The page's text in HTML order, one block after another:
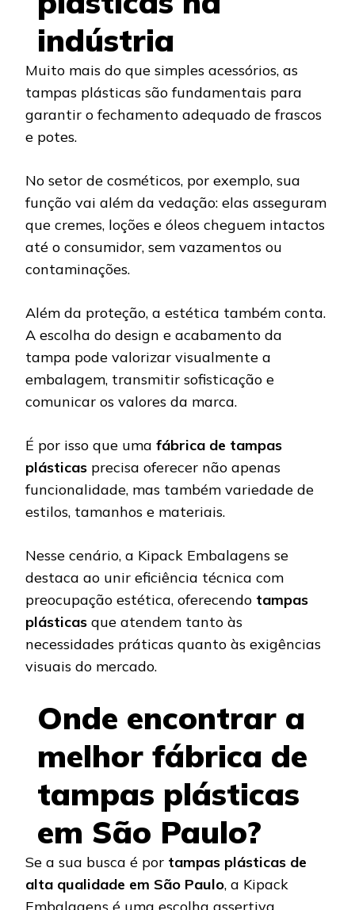
indústria
Muito mais do que simples acessórios, as
tampas plásticas são fundamentais para
garantir o fechamento adequado de frascos
e potes.
No setor de cosméticos, por exemplo, sua
função vai além da vedação: elas asseguram
que cremes, loções e óleos cheguem intactos
até o consumidor, sem vazamentos ou
contaminações.
Além da proteção, a estética também conta.
A escolha do design e acabamento da
tampa pode valorizar visualmente a
embalagem, transmitir sofisticação e
comunicar os valores da marca.
É por isso que uma fábrica de tampas
plásticas precisa oferecer não apenas
funcionalidade, mas também variedade de
estilos, tamanhos e materiais.
Nesse cenário, a Kipack Embalagens se
destaca ao unir eficiência técnica com
preocupação estética, oferecendo tampas
plásticas que atendem tanto às
necessidades práticas quanto às exigências
visuais do mercado.
Onde encontrar a
melhor fábrica de
tampas plásticas
em São Paulo?
Se a sua busca é por tampas plásticas de
alta qualidade em São Paulo, a Kipack